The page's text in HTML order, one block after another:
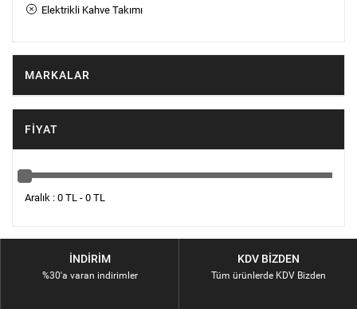
Elektrikli Kahve Takımı
MARKALAR
FIYAT
Aralık : 0 TL - 0 TL
İNDIRIM
%30'a varan indirimler
KDV BIZDEN
Tüm ürünlerde KDV Bizden